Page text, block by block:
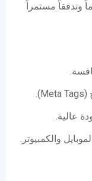
وتدفقاً مستمراً